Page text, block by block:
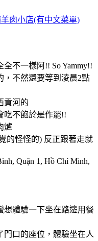
肉小店(有中文菜單)
不一樣阿!! So Yammy!!
，不然還要等到淩晨2點
貢河的
吃不飽於是作罷!!
爐
的怪怪的) 反正跟著走就
Quận 1, Hồ Chí Minh,
想體驗一下坐在路邊用餐
門口的座位，體驗坐在人